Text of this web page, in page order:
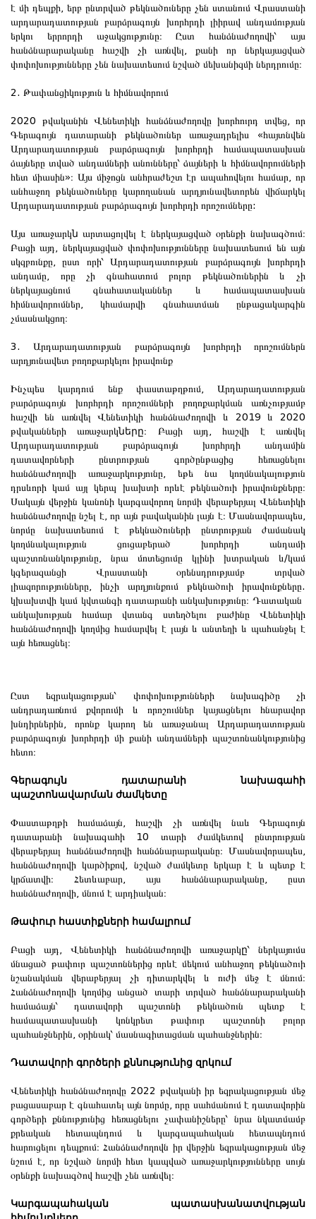
է մի դեպքի, երբ ընտրված թեկնածուները չեն ստանում Վրաստանի
արդարադատության բարձրագույն խորհրդի լիիրավ անդամության
երկու երրորդի աջակցությունը։ Ըստ հանձնաժողովի՝ այս
հանձնարարականը հաշվի չի առնվել, քանի որ ներկայացված
փոփոխությունները չեն նախատեսում նշված մեխանիզմի ներդրումը։
2. Թափանցիկություն և հիմնավորում
2020 թվականին Վենետիկի հանձնաժողովը խորհուրդ տվեց, որ
Գերագույն դատարանի թեկնածուներ առաջադրելիս «հայտնվեն
Արդարադատության բարձրագույն խորհրդի համապատասխան
ձայները տված անդամների անունները՝ ձայների և հիմնավորումների
հետ միասին»։ Այս միջոցն անհրաժեշտ էր ապահովելու համար, որ
անհաջող թեկնածուները կարողանան արդյունավետորեն վիճարկել
Արդարադատության բարձրագույն խորհրդի որոշումները:
Այս առաջարկնարտացոլվել է ներկայացված օրենքի նախագծում։
Բացի այդ, ներկայացված փոփոխությունները նախատեսում են այն
սկզբունքը, ըստ որի՝ Արդարադատության բարձրագույն խորհրդի
անդամը, որը չի գնահատում բոլոր թեկնածուներին և չի
ներկայացնում գնահատականներ և համապատասխան
հիմնավորումներ, կհամարվի գնահատման ընթացակարգին
չմասնակցող։
3. Արդարադատության բարձրագույն խորհրդի որոշումներն
արդյունավետ բողոքարկելու իրավունք
Ինչպես կարդում ենք փաստաթղթում, Արդարադատության
բարձրագույն խորհրդի որոշումների բողոքարկման առնչությամբ
հաշվի են առնվել Վենետիկի հանձնաժողովի և 2019 և 2020
թվականների առաջարկները։ Բացի այդ, հաշվի է առնվել
Արդարադատության բարձրագույն խորհրդի անդամին
դատավորների ընտրության գործընթացից հեռացնելու
հանձնաժողովի առաջարկությունը, եթե նա կողմնակալություն
դրսևորի կամ այլ կերպ խախտի որևէ թեկնածուի իրավունքները։
Սակայն վերջին կանոնի կարգավորող նորմի վերաբերյալ Վենետիկի
հանձնաժողովը նշել է, որ այն բավականին լայն է։ Մասնավորապես,
նորմը նախատեսում է թեկնածուների ընտրության ժամանակ
կողմնակալություն ցուցաբերած խորհրդի անդամի
պաշտոնանկությունը, նրա մոտեցումը կլինի խտրական և/կամ
կգերազանցի Վրաստանի օրենսդրությամբ տրված
լիազորությունները, ինչի արդյունքում թեկնածուի իրավունքները.
կխախտվի կամ կվտանգի դատարանի անկախությունը։ Դատական ​​
անկախության համար վտանգ ստեղծելու բաժինը Վենետիկի
հանձնաժողովի կողմից համարվել է լայն և անտեղի և պահանջել է
այն հեռացնել։
Ըստ եզրակացության՝ փոփոխությունների նախագիծը չի
անդրադառնում քվորումի և որոշումներ կայացնելու հնարավոր
խնդիրներին, որոնք կարող են առաջանալ Արդարադատության
բարձրագույն խորհրդի մի քանի անդամների պաշտոնանկությունից
հետո։
Գերագույն դատարանի նախագահի
պաշտոնավարման ժամկետը
Փաստաթղթի համաձայն, հաշվի չի առնվել նաև Գերագույն
դատարանի նախագահի 10 տարի ժամկետով ընտրության
վերաբերյալ հանձնաժողովի հանձնարարականը։ Մասնավորապես,
հանձնաժողովի կարծիքով, նշված ժամկետը երկար է և պետք է
կրճատվի։ Հետևաբար, այս հանձնարարականը, ըստ
հանձնաժողովի, մնում է արդիական։
Թափուր հաստիքների համալրում
Բացի այդ, Վենետիկի հանձնաժողովի առաջարկը՝ ներկայումս
մնացած թափուր պաշտոններից որևէ մեկում անհաջող թեկնածուի
նշանակման վերաբերյալ չի դիտարկվել և ուժի մեջ է մնում։
Հանձնաժողովի կողմից անցած տարի տրված հանձնարարականի
համաձայն՝ դատավորի պաշտոնի թեկնածուն պետք է
համապատասխանի կոնկրետ թափուր պաշտոնի բոլոր
պահանջներին, օրինակ՝ մասնագիտացման պահանջներին։
Դատավորի գործերի քննությունից զրկում
Վենետիկի հանձնաժողովը 2022 թվականի իր եզրակացության մեջ
բացասաբար է գնահատել այն նորմը, որը սահմանում է դատավորին
գործերի քննությունից հեռացնելու չափանիշները՝ նրա նկատմամբ
քրեական հետապնդում և կարգապահական հետապնդում
հարուցելու դեպքում։ Հանձնաժողովն իր վերջին եզրակացության մեջ
նշում է, որ նշված նորմի հետ կապված առաջարկությունները սույն
օրենքի նախագծով հաշվի չեն առնվել։
Կարգապահական պատասխանատվության